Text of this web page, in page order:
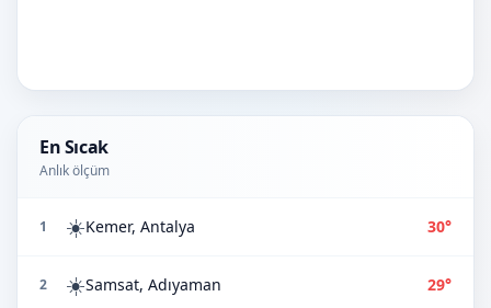
En Sıcak
Anlık ölçüm
1 ☀️Kemer, Antalya 30°
2 ☀️Samsat, Adıyaman 29°